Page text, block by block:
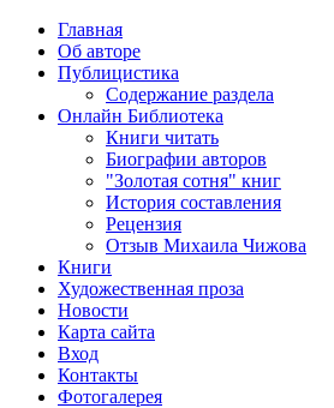
Главная
Об авторе
Публицистика
Содержание раздела
Онлайн Библиотека
Книги читать
Биографии авторов
"Золотая сотня" книг
История составления
Рецензия
Отзыв Михаила Чижова
Книги
Художественная проза
Новости
Карта сайта
Вход
Контакты
Фотогалерея